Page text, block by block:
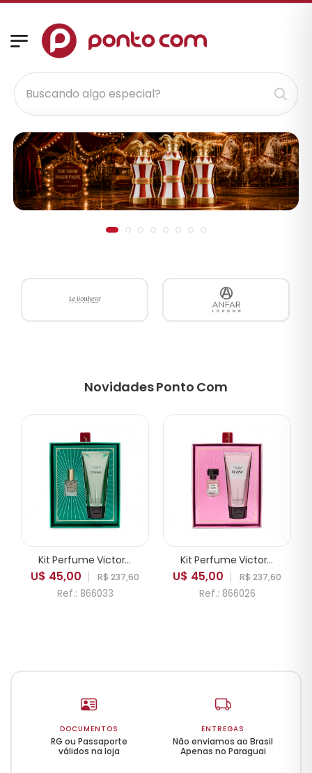
Novidades Ponto Com
Kit Perfume Victoria's Secret Daring Feminino 2pcs
U$ 45,00 R$ 237,60
Ref.: 866033
Kit Perfume Victoria's Secret Tease Feminino 2pcs
U$ 45,00 R$ 237,60
Ref.: 866026
DOCUMENTOS
RG ou Passaporte
válidos na loja
ENTREGAS
Não enviamos ao Brasil
Apenas no Paraguai